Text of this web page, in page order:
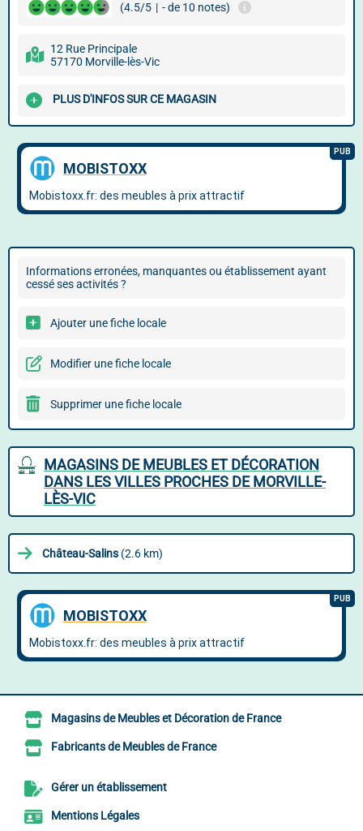
(4.5/5 | - de 10 notes)
12 Rue Principale
57170 Morville-lès-Vic
PLUS D'INFOS SUR CE MAGASIN
Informations erronées, manquantes ou établissement ayant
cessé ses activités ?
Ajouter une fiche locale
Modifier une fiche locale
Supprimer une fiche locale
MAGASINS DE MEUBLES ET DÉCORATION
DANS LES VILLES PROCHES DE MORVILLE-
LÈS-VIC
Château-Salins (2.6 km)
Magasins de Meubles et Décoration de France
Fabricants de Meubles de France
Gérer un établissement
Mentions Légales